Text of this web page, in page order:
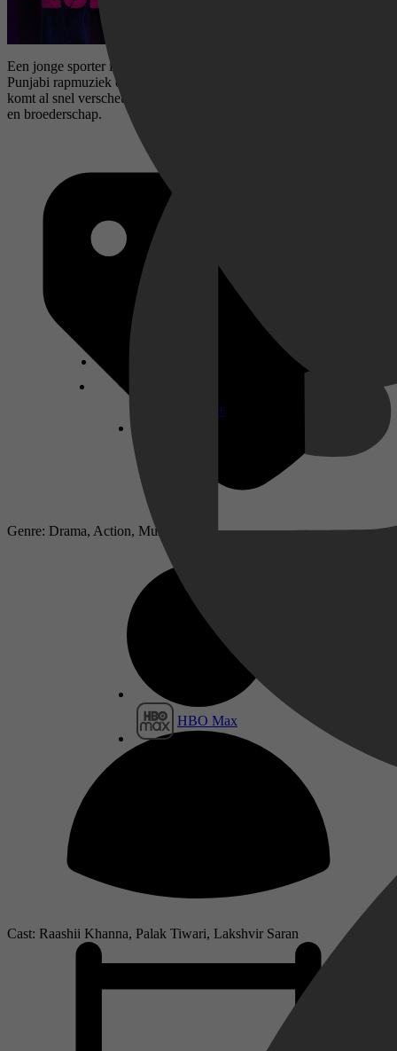
Disney+
HBO Max
Een jonge sporter infiltreert in de wilde en gevaarlijke wereld van de
Punjabi rapmuziek om een ​​drugssyndicaat te onderzoeken, maar
komt al snel verscheurd te raken tussen liefde, familie, schuldgevoel
en broederschap.
Genre: Drama, Action, Music
Cast: Raashii Khanna, Palak Tiwari, Lakshvir Saran